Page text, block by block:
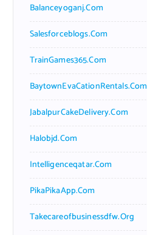
Balanceyoganj.com
Salesforceblogs.com
TrainGames365.com
BaytownEvaCationRentals.com
JabalpurCakeDelivery.com
Halobjd.com
Intelligenceqatar.com
PikaPikaApp.com
Takecareofbusinessdfw.org